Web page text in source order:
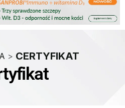
> CERTYFIKAT